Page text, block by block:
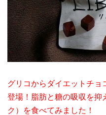
グリコからダイエットチョ
登場！脂肪と糖の吸収を抑
ク）を食べてみました！